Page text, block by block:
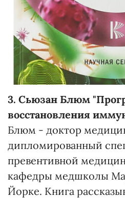
3. Сьюзан Блюм
восстановления
Блюм - доктор
дипломированный
превентивной
кафедры медшколы
Йорке. Книга